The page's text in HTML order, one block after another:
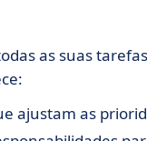
as suas
ajustam as